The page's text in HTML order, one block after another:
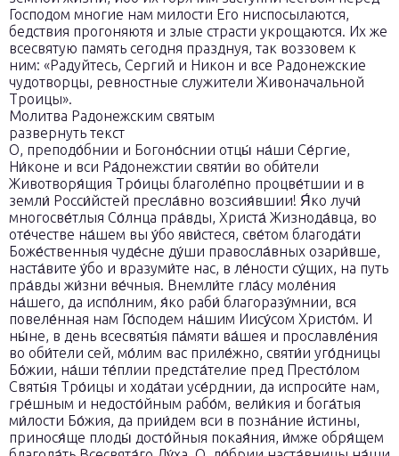
Господом многие нам милости Его ниспосылаются,
бедствия прогоняютя и злые страсти укрощаются. Их же
всесвятую память сегодня празднуя, так воззовем к
ним: «Радуйтесь, Сергий и Никон и все Радонежские
чудотворцы, ревностные служители Живоначальной
Троицы».
Молитва Радонежским святым
развернуть текст
О, преподо́бнии и Богоно́снии отцы́ на́ши Се́ргие,
Ни́коне и вси Ра́донежстии святи́и во оби́тели
Животворя́щия Тро́ицы благоле́пно процве́тшии и в
земли́ Росси́йстей пресла́вно возсия́вшии! Я́ко лучи́
многосве́тлыя Со́лнца пра́вды, Христа́ Жизнода́вца, во
оте́честве на́шем вы у́бо яви́стеся, све́том благода́ти
Боже́ственныя чуде́сне ду́ши правосла́вных озари́вше,
наста́вите у́бо и вразуми́те нас, в ле́ности су́щих, на путь
пра́вды жи́зни ве́чныя. Внемли́те гла́су моле́ния
на́шего, да испо́лним, я́ко раби́ благоразу́мнии, вся
повеле́нная нам Го́сподем на́шим Иису́сом Христо́м. И
ны́не, в день всесвяты́я па́мяти ва́шея и прославле́ния
во оби́тели сей, мо́лим вас приле́жно, святи́и уго́дницы
Бо́жии, на́ши те́плии предста́телие пред Престо́лом
Святы́я Тро́ицы и хода́таи усе́рднии, да испроси́те нам,
гре́шным и недосто́йным рабо́м, вели́кия и бога́тыя
ми́лости Бо́жия, да прии́дем вси в позна́ние и́стины,
принося́ще плоды́ досто́йныя покая́ния, и́мже обря́щем